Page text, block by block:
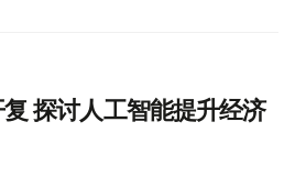
探讨人工智能提升经济